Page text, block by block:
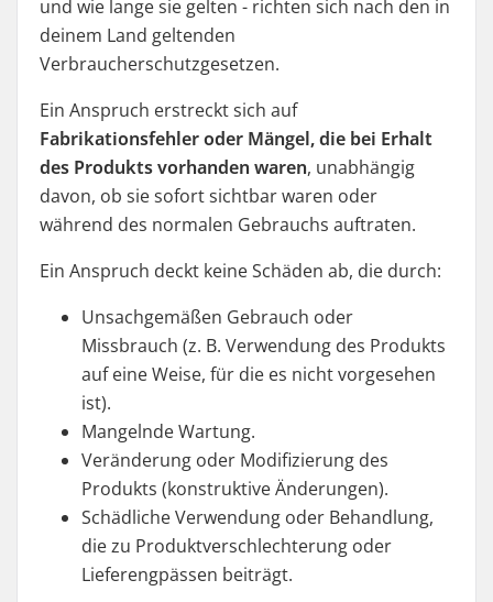
und wie lange sie gelten - richten sich nach den in
deinem Land geltenden
Verbraucherschutzgesetzen.
Ein Anspruch erstreckt sich auf
Fabrikationsfehler oder Mängel, die bei Erhalt
des Produkts vorhanden waren, unabhängig
davon, ob sie sofort sichtbar waren oder
während des normalen Gebrauchs auftraten.
Ein Anspruch deckt keine Schäden ab, die durch:
Unsachgemäßen Gebrauch oder
Missbrauch (z. B. Verwendung des Produkts
auf eine Weise, für die es nicht vorgesehen
ist).
Mangelnde Wartung.
Veränderung oder Modifizierung des
Produkts (konstruktive Änderungen).
Schädliche Verwendung oder Behandlung,
die zu Produktverschlechterung oder
Lieferengpässen beiträgt.